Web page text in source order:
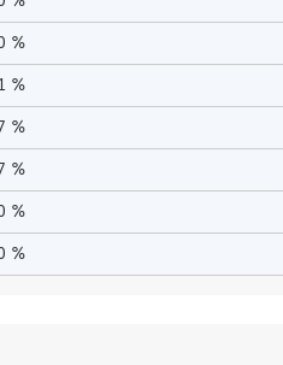
%
%
%
%
%
%